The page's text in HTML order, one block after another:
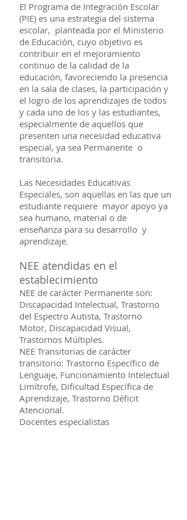
El Programa de Integración Escolar
(PIE) es una estrategia del sistema
escolar, planteada por el Ministerio
de Educación, cuyo objetivo es
contribuir en el mejoramiento
continuo de la calidad de la
educación, favoreciendo la presencia
en la sala de clases, la participación y
el logro de los aprendizajes de todos
y cada uno de los y las estudiantes,
especialmente de aquellos que
presenten una necesidad educativa
especial, ya sea Permanente o
transitoria.
Las Necesidades Educativas
Especiales, son aquellas en las que un
estudiante requiere mayor apoyo ya
sea humano, material o de
enseñanza para su desarrollo y
aprendizaje.
NEE atendidas en el
establecimiento
NEE de carácter Permanente son:
Discapacidad Intelectual, Trastorno
del Espectro Autista, Trastorno
Motor, Discapacidad Visual,
Trastornos Múltiples.
NEE Transitorias de carácter
transitorio: Trastorno Específico de
Lenguaje, Funcionamiento Intelectual
Limítrofe, Dificultad Específica de
Aprendizaje, Trastorno Déficit
Atencional.
Docentes especialistas